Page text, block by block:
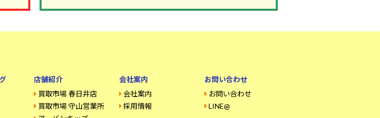
店舗紹介
買取市場 春日井店
買取市場 守山営業所
会社案内
会社案内
採用情報
お問い合わせ
お問い合わせ
LINE@